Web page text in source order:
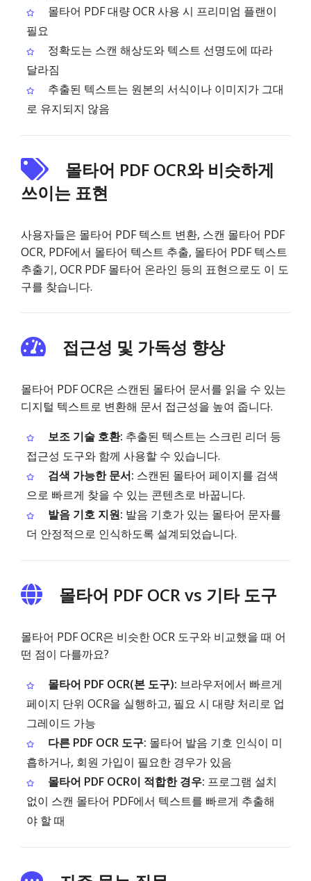
몰타어 PDF 대량 OCR 사용 시 프리미엄 플랜이
필요
정확도는 스캔 해상도와 텍스트 선명도에 따라
달라짐
추출된 텍스트는 원본의 서식이나 이미지가 그대
로 유지되지 않음
몰타어 PDF OCR와 비슷하게
쓰이는 표현
사용자들은 몰타어 PDF 텍스트 변환, 스캔 몰타어 PDF
OCR, PDF에서 몰타어 텍스트 추출, 몰타어 PDF 텍스트
추출기, OCR PDF 몰타어 온라인 등의 표현으로도 이 도
구를 찾습니다.
접근성 및 가독성 향상
몰타어 PDF OCR은 스캔된 몰타어 문서를 읽을 수 있는
디지털 텍스트로 변환해 문서 접근성을 높여 줍니다.
보조 기술 호환: 추출된 텍스트는 스크린 리더 등
접근성 도구와 함께 사용할 수 있습니다.
검색 가능한 문서: 스캔된 몰타어 페이지를 검색
으로 빠르게 찾을 수 있는 콘텐츠로 바꿉니다.
발음 기호 지원: 발음 기호가 있는 몰타어 문자를
더 안정적으로 인식하도록 설계되었습니다.
몰타어 PDF OCR vs 기타 도구
몰타어 PDF OCR은 비슷한 OCR 도구와 비교했을 때 어
떤 점이 다를까요?
몰타어 PDF OCR(본 도구): 브라우저에서 빠르게
페이지 단위 OCR을 실행하고, 필요 시 대량 처리로 업
그레이드 가능
다른 PDF OCR 도구: 몰타어 발음 기호 인식이 미
흡하거나, 회원 가입이 필요한 경우가 있음
몰타어 PDF OCR이 적합한 경우: 프로그램 설치
없이 스캔 몰타어 PDF에서 텍스트를 빠르게 추출해
야 할 때